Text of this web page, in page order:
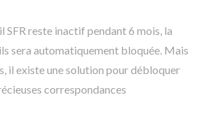
SFR reste inactif pendant 6 mois, la
sera automatiquement bloquée. Mais
il existe une solution pour débloquer
correspondances